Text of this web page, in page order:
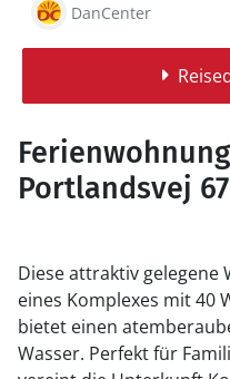
DanCenter
Portlandsvej
Diese attraktiv gelegene
eines Komplexes mit 40
bietet einen
Wasser. Perfekt für